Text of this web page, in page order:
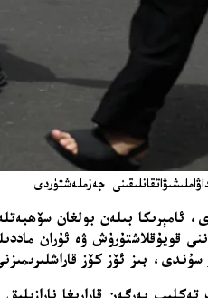
جەزملەشتۈردى
ئامېرىكا بىلەن بولغان
قويۇقلاشتۇرۇش ۋە ئۇران
بىز ئۆز كۆز